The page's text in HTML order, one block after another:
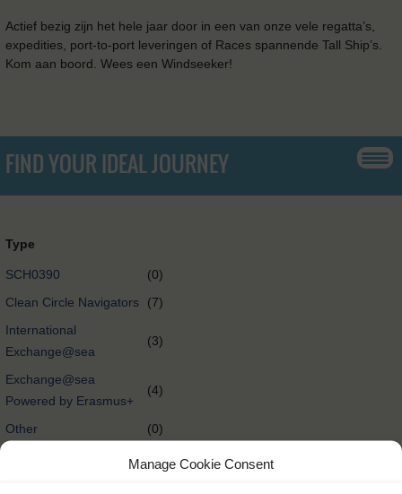
Manage Cookie Consent
Actief bezig zijn het hele jaar door in een van onze vele regatta’s,
expedities, port-to-port leveringen of Races spannende Tall Ship’s.
Kom aan boord. Wees een Windseeker!
FIND YOUR IDEAL JOURNEY
Type
SCH0390
(0)
Clean Circle Navigators
(7)
International
Exchange@sea
(3)
Exchange@sea
Powered by Erasmus+
(4)
Other
(0)